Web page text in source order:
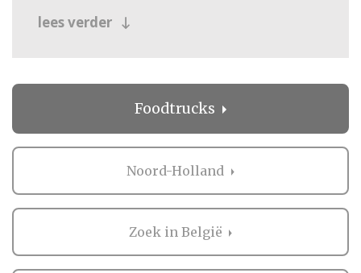
De grachten, historische panden, groene
voor bruidsparen die kiezen voor een unieke
en eigentijdse bruiloft. Een foodtruck sluit
daar naadloos op aan. Gasten kunnen vrij
rondlopen, elkaar ontmoeten en genieten
van vers bereide gerechten die direct vanuit
de mobiele keuken worden geserveerd,
terwijl het feest in een ontspannen tempo
lees verder
Foodtrucks
Noord-Holland
Zoek in België